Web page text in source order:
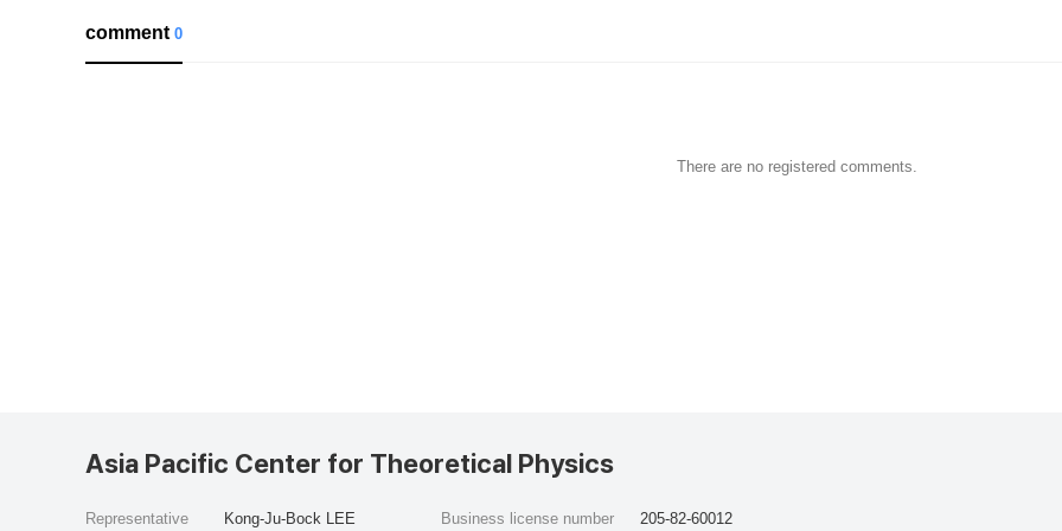
comment0
There are no registered comments.
Asia Pacific Center for Theoretical Physics
Representative Kong-Ju-Bock LEE Business license number 205-82-60012